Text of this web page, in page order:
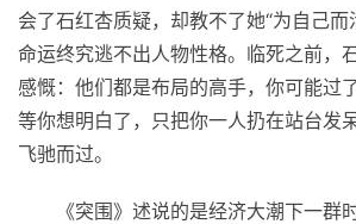
会了石红杏质疑，却教不了她“为自己而
命运终究逃不出人物性格。临死之前，
感慨：他们都是布局的高手，你可能过
等你想明白了，只把你一人扔在站台发
飞驰而过。
《突围》述说的是经济大潮下一群